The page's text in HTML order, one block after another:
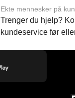
Ekte mennesker på
Trenger du hjelp?
kundeservice før